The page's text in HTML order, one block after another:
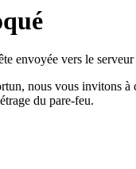
envoyée vers le serveur
nous vous invitons à
du pare-feu.